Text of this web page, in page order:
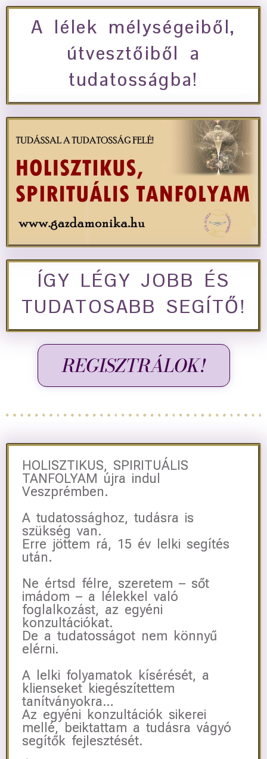
A lélek mélységeiből,
útvesztőiből a
tudatosságba!
ÍGY LÉGY JOBB ÉS
TUDATOSABB SEGÍTŐ!
REGISZTRÁLOK!
HOLISZTIKUS, SPIRITUÁLIS
TANFOLYAM újra indul
Veszprémben.
A tudatossághoz, tudásra is
szükség van.
Erre jöttem rá, 15 év lelki segítés
után.
Ne értsd félre, szeretem – sőt
imádom – a lélekkel való
foglalkozást, az egyéni
konzultációkat.
De a tudatosságot nem könnyű
elérni.
A lelki folyamatok kísérését, a
klienseket kiegészítettem
tanítványokra…
Az egyéni konzultációk sikerei
mellé, beiktattam a tudásra vágyó
segítők fejlesztését.